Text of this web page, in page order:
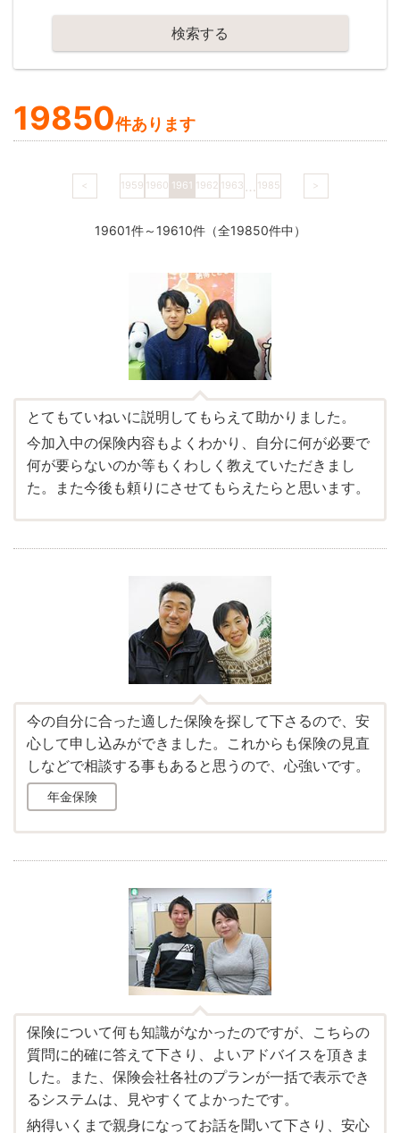
検索する
19850件あります
< 1959 1960 1961 1962 1963 … 1985 >
19601件～19610件（全19850件中）
とてもていねいに説明してもらえて助かりました。
今加入中の保険内容もよくわかり、自分に何が必要で
何が要らないのか等もくわしく教えていただきまし
た。また今後も頼りにさせてもらえたらと思います。
今の自分に合った適した保険を探して下さるので、安
心して申し込みができました。これからも保険の見直
しなどで相談する事もあると思うので、心強いです。
年金保険
保険について何も知識がなかったのですが、こちらの
質問に的確に答えて下さり、よいアドバイスを頂きま
した。また、保険会社各社のプランが一括で表示でき
るシステムは、見やすくてよかったです。
納得いくまで親身になってお話を聞いて下さり、安心